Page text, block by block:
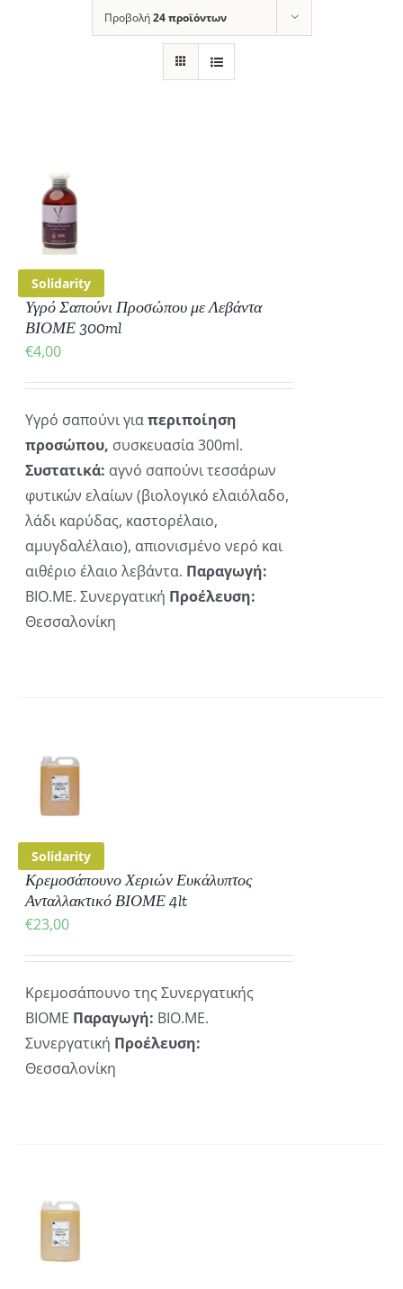
Προβολή24 προϊόντων
Solidarity
Υγρό Σαπούνι Προσώπου με Λεβάντα
ΒΙΟΜΕ 300ml
€4,00
Υγρό σαπούνι γιαπεριποίηση
προσώπου, συσκευασία 300ml.
Συστατικά: αγνό σαπούνι τεσσάρων
φυτικών ελαίων (βιολογικό ελαιόλαδο,
λάδι καρύδας, καστορέλαιο,
αμυγδαλέλαιο), απιονισμένο νερό και
αιθέριο έλαιο λεβάντα. Παραγωγή:
ΒΙΟ.ΜΕ. Συνεργατική Προέλευση:
Θεσσαλονίκη
Solidarity
Κρεμοσάπουνο Χεριών Ευκάλυπτος
Ανταλλακτικό ΒΙΟΜΕ 4lt
€23,00
Κρεμοσάπουνο της Συνεργατικής
ΒΙΟΜΕ Παραγωγή: ΒΙΟ.ΜΕ.
Συνεργατική Προέλευση:
Θεσσαλονίκη